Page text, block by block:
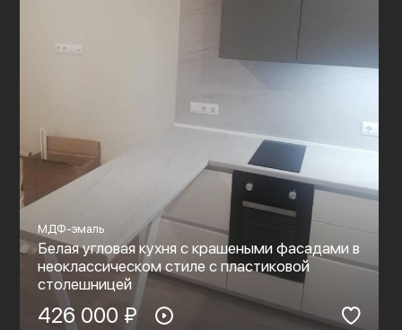
МДФ-эмаль
Белая угловая кухня с крашеными фасадами в
неоклассическом стиле с пластиковой
столешницей
426 000 ₽